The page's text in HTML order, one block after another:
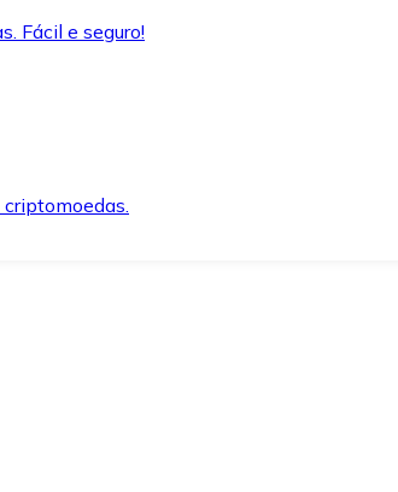
Fácil e seguro!
segura.